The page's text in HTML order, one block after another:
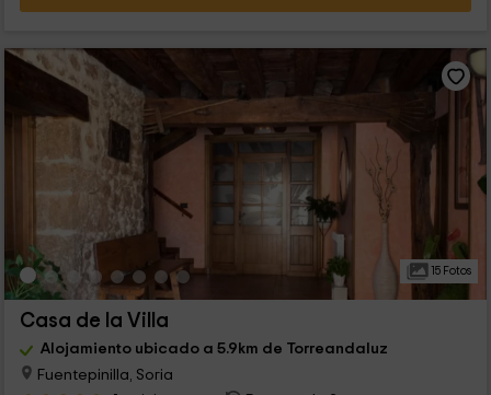
15 Fotos
Casa de la Villa
Alojamiento ubicado a 5.9km de Torreandaluz
Fuentepinilla, Soria